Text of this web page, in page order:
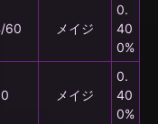
/60 メイジ
0.
40
0%
メイジ
0.
40
0%